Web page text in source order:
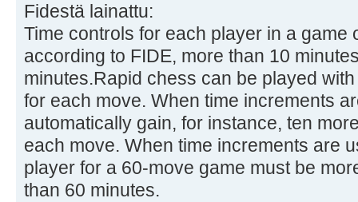
Fidestä lainattu:
Time controls for each player in a game
according to FIDE, more than 10
minutes.Rapid chess can be played
for each move. When time increments
automatically gain, for instance, ten
each move. When time increments are
player for a 60-move game must be
than 60 minutes.